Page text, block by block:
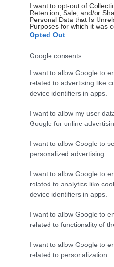
I want to opt-out of
Retention, Sale, and/or
Personal Data that Is
Purposes for which it was
Opted Out
Google consents
I want to allow Google to
related to advertising like
device identifiers in apps.
I want to allow my user
Google for online
I want to allow Google to
personalized advertising.
I want to allow Google to
related to analytics like
device identifiers in apps.
I want to allow Google to
related to functionality of
I want to allow Google to
related to personalization.